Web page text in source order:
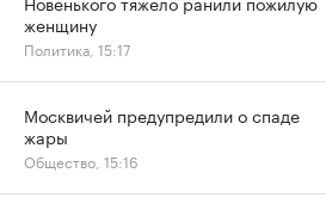
женщину
Политика, 15:17
Москвичей предупредили о спаде
жары
Общество, 15:16